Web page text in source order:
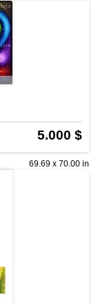
5.000 $
69.69 x 70.00 in